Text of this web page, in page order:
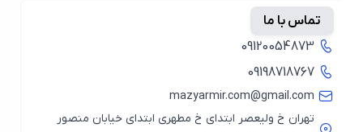
تماس با ما
09120054873
09198718767
mazyarmir.com@gmail.com
تهران خ ولیعصر ابتدای خ مطهری ابتدای خیابان منصور